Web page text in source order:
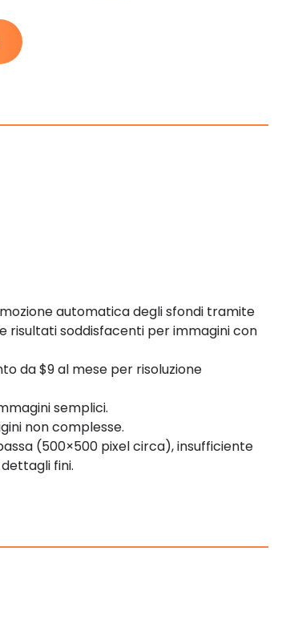
automatica degli sfondi tramite
risultati soddisfacenti per immagini con
da $9 al mese per risoluzione
semplici.
non complesse.
(500×500 pixel circa), insufficiente
fini.